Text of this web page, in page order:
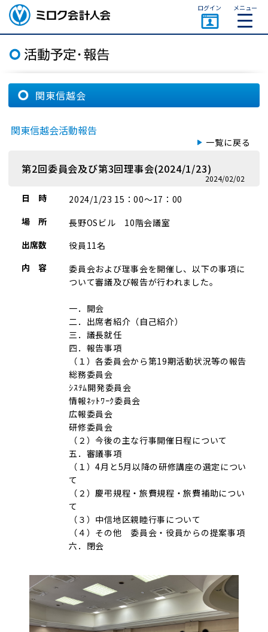
ミロク会計人会 MIROKU
ACCOUNTING PERSON
ASSOCIATION
ログイン メニュー
関東信越会
関東信越会活動報告
一覧に戻る
第2回委員会及び第3回理事会(2024/1/23)
2024/02/02
日 時
2024/1/23 15：00～17：00
場 所
長野OSビル 10階会議室
出席数
役員11名
内 容
委員会および理事会を開催し、以下の事項に
ついて審議及び報告が行われました。
一．開会
二．出席者紹介（自己紹介）
三．議長就任
四．報告事項
（１）各委員会から第19期活動状況等の報告
総務委員会
ｼｽﾃﾑ開発委員会
情報ﾈｯﾄﾜｰｸ委員会
広報委員会
研修委員会
（２）今後の主な行事開催日程について
五．審議事項
（１）4月と5月以降の研修講座の選定につい
て
（２）慶弔規程・旅費規程・旅費補助につい
て
（３）中信地区親睦行事について
（４）その他 委員会・役員からの提案事項
六．閉会